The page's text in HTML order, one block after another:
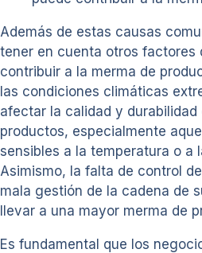
Además de estas causas
tener en cuenta otros factores
contribuir a la merma de
las condiciones climáticas
afectar la calidad y durabilidad
productos, especialmente
sensibles a la temperatura o a
Asimismo, la falta de control
mala gestión de la cadena de
llevar a una mayor merma de
Es fundamental que los